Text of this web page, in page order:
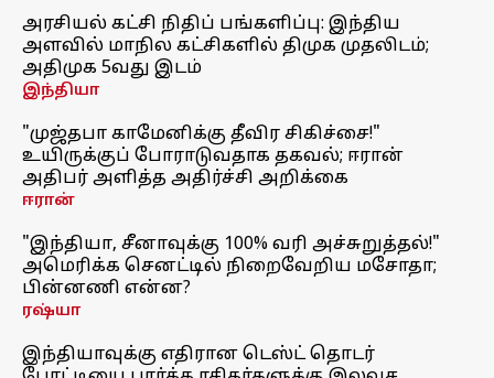
அரசியல் கட்சி நிதிப் பங்களிப்பு: இந்திய
அளவில் மாநில கட்சிகளில் திமுக முதலிடம்;
அதிமுக 5வது இடம்
இந்தியா
"முஜ்தபா காமேனிக்கு தீவிர சிகிச்சை!"
உயிருக்குப் போராடுவதாக தகவல்; ஈரான்
அதிபர் அளித்த அதிர்ச்சி அறிக்கை
ஈரான்
"இந்தியா, சீனாவுக்கு 100% வரி அச்சுறுத்தல்!"
அமெரிக்க செனட்டில் நிறைவேறிய மசோதா;
பின்னணி என்ன?
ரஷ்யா
இந்தியாவுக்கு எதிரான டெஸ்ட் தொடர்